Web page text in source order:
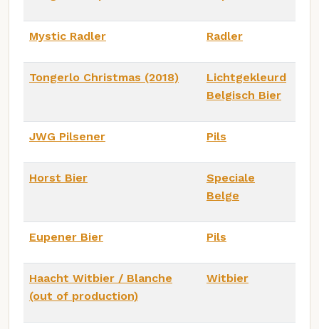
Mystic Radler Radler
Tongerlo Christmas (2018)
Lichtgekleurd
Belgisch Bier
JWG Pilsener Pils
Horst Bier
Speciale
Belge
Eupener Bier Pils
Haacht Witbier / Blanche
(out of production)
Witbier